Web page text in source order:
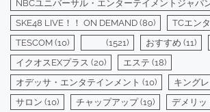
NBCユニバーサル・エンターテイメントジャパ
SKE48 LIVE！！ ON DEMAND (80) TCエン
TESCOM (10) (1521) おすすめ (11)
イクオスEXプラス (20) エステ (18)
オデッサ・エンタテインメント (10) キング
サロン (10) チャップアップ(19) デメリッ